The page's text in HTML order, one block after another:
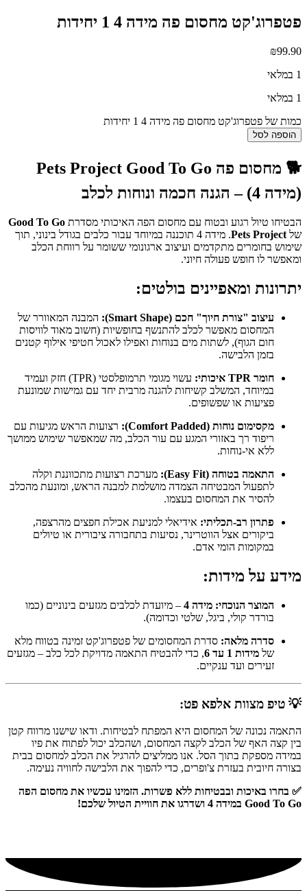
פטפרוג'קט מחסום פה מידה 4 1 יחידות
₪99.90
1 במלאי
1 במלאי
כמות של פטפרוג'קט מחסום פה מידה 4 1 יחידות
הוספה לסל
🐕 מחסום פה Pets Project Good To Go
(מידה 4) – הגנה חכמה ונוחות לכלב
הבטיחו טיול רגוע ובטוח עם מחסום הפה האיכותי מסדרת Good To Go
של Pets Project
. מידה 4 תוכננה במיוחד עבור כלבים בגודל בינוני, תוך
שימוש בחומרים מתקדמים ועיצוב ארגונומי ששומר על רווחת הכלב
ומאפשר לו חופש פעולה חיוני.
יתרונות ומאפיינים בולטים:
עיצוב "צורת חיוך" חכם (Smart Shape):
המבנה המאוורר של
המחסום מאפשר לכלב להתנשף בחופשיות (חשוב מאוד לוויסות
חום הגוף), לשתות מים בנוחות ואפילו לאכול חטיפי אילוף קטנים
בזמן הלבישה.
חומר TPR איכותי:
עשוי מגומי תרמופלסטי (TPR) חזק ועמיד
במיוחד, המשלב קשיחות להגנה מרבית יחד עם גמישות שמונעת
פציעות או שפשופים.
מקסימום נוחות (Comfort Padded):
רצועות הראש מגיעות עם
ריפוד רך באזורי המגע עם עור הכלב, מה שמאפשר שימוש ממושך
ללא אי-נוחות.
התאמה בטוחה (Easy Fit):
מערכת רצועות מתכווננת וקלה
לתפעול המבטיחה הצמדה מושלמת למבנה הראש, ומונעת מהכלב
להסיר את המחסום בעצמו.
פתרון רב-תכליתי: אידיאלי למניעת אכילת חפצים מהרצפה,
ביקורים אצל הווטרינר, נסיעות בתחבורה ציבורית או טיולים
במקומות הומי אדם.
מידע על מידות:
המוצר הנוכחי: מידה 4
– מיועדת לכלבים מגזעים בינוניים (כמו
בורדר קולי, ביגל, שלטי וכדומה).
סדרה מלאה: סדרת המחסומים של פטפרוג'קט זמינה בטווח מלא
של מידות 1 עד 6
, כדי להבטיח התאמה מדויקת לכל כלב – מגזעים
זעירים ועד ענקיים.
💡 טיפ מצוות אלפא פט:
התאמה נכונה של המחסום היא המפתח לבטיחות. ודאו שישנו מרווח קטן
בין קצה האף של הכלב לקצה המחסום, ושהכלב יכול לפתוח את פיו
במידה מספקת בתוך הסל. אנו ממליצים להרגיל את הכלב למחסום בבית
בצורה חיובית בעזרת צ'ופרים, כדי להפוך את הלבישה לחוויה נעימה.
✅ בחרו באיכות ובבטיחות ללא פשרות. הזמינו עכשיו את מחסום הפה
Good To Go במידה 4 ושדרגו את חוויית הטיול שלכם!